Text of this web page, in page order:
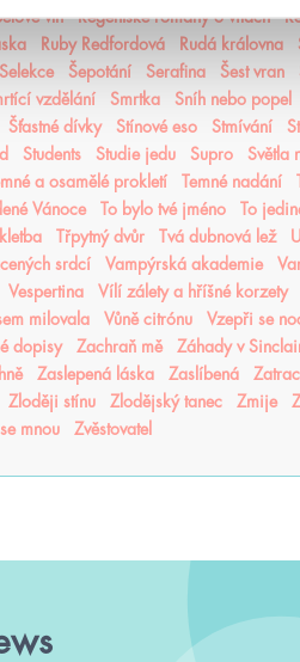
vln Regentské romány o vílách
Ruby Redfordová Rudá královna
Selekce Šepotání Serafina Šest vran
vzdělání Smrtka Sníh nebo popel
Šťastné dívky Stínové eso Stmívání
Students Studie jedu Supro
Světla
a osamělé prokletí Temné nadání
Vánoce To bylo tvé jméno
To
kletba Třpytný dvůr Tvá dubnová lež
srdcí Vampýrská akademie
Vespertina Vílí zálety a hříšné korzety
milovala Vůně citrónu Vzepři se
dopisy Zachraň mě Záhady v
Zaslepená láska Zaslíbená
Zloději stínu Zlodějský tanec Zmije
mnou Zvěstovatel